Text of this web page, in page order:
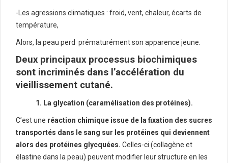
-Les agressions climatiques : froid, vent, chaleur, écarts de
température,
Alors, la peau perd prématurément son apparence jeune.
Deux principaux processus biochimiques
sont incriminés dans l’accélération du
vieillissement cutané.
1. La glycation (caramélisation des protéines).
C’est une réaction chimique issue de la fixation des sucres
transportés dans le sang sur les protéines qui deviennent
alors des protéines glycquées. Celles-ci (collagène et
élastine dans la peau) peuvent modifier leur structure en les